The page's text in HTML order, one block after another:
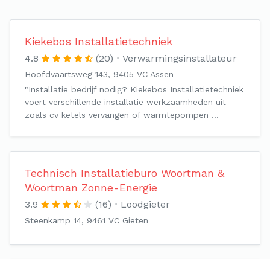
Kiekebos Installatietechniek
4.8 (20) Verwarmingsinstallateur
Hoofdvaartsweg 143, 9405 VC Assen
"Installatie bedrijf nodig? Kiekebos Installatietechniek
voert verschillende installatie werkzaamheden uit
zoals cv ketels vervangen of warmtepompen …
Technisch Installatieburo Woortman &
Woortman Zonne-Energie
3.9 (16) Loodgieter
Steenkamp 14, 9461 VC Gieten